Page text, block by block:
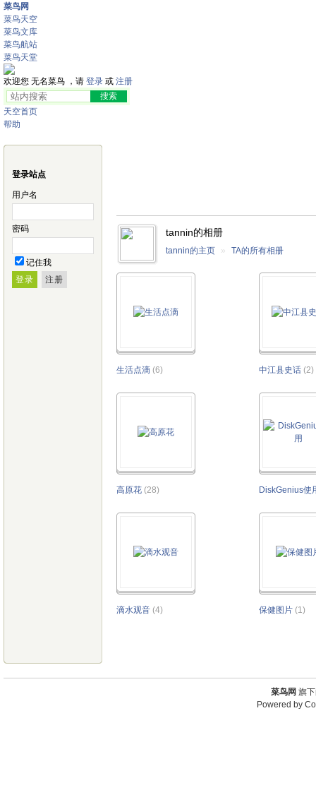
菜鸟网
菜鸟天空
菜鸟文库
菜鸟航站
菜鸟天堂
欢迎您 无名菜鸟 ，请 登录 或 注册
天空首页
帮助
登录站点
用户名
密码
记住我
tannin的相册
tannin的主页 » TA的所有相册
生活点滴 (6) 中江县史话 (2)
高原花 (28) DiskGenius使
滴水观音 (4) 保健图片 (1)
菜鸟网 旗
Powered by